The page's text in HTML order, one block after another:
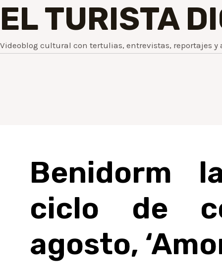
EL TURISTA
Videoblog cultural con tertulias, entrevistas, reportajes y
Benidorm
ciclo de
agosto,